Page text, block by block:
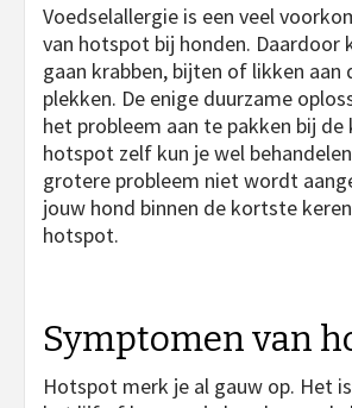
Voedselallergie is een veel
van hotspot bij honden. Daardoor
gaan krabben, bijten of likken
plekken. De enige duurzame
het probleem aan te pakken bij de
hotspot zelf kun je wel
grotere probleem niet wordt
jouw hond binnen de kortste
hotspot.
Symptomen van
Hotspot merk je al gauw op. Het